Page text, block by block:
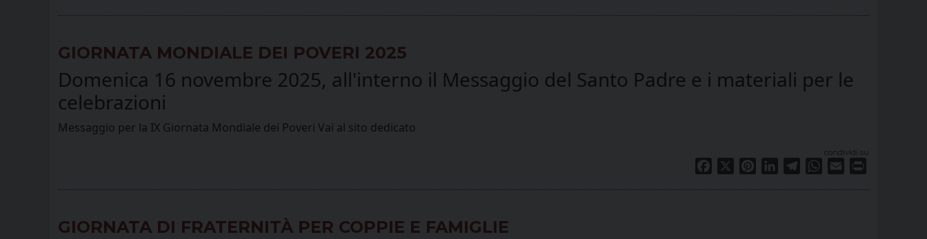
GIORNATA MONDIALE DEI POVERI 2025
Domenica 16 novembre 2025, all'interno il Messaggio del Santo Padre e i materiali per le
celebrazioni
Messaggio per la IX Giornata Mondiale dei Poveri Vai al sito dedicato
condividi su
Facebook PinterestLinkedInTelegramWhatsApp
Email
GIORNATA DI FRATERNITÀ PER COPPIE E FAMIGLIE